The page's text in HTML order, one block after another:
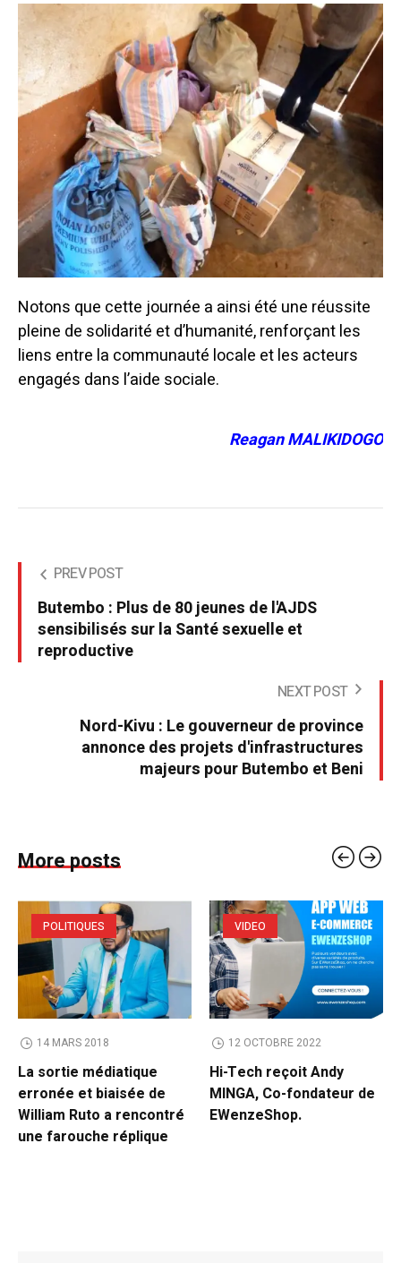
Notons que cette journée a ainsi été une réussite
pleine de solidarité et d’humanité, renforçant les
liens entre la communauté locale et les acteurs
engagés dans l’aide sociale.
Reagan MALIKIDOGO
PREV POST
Butembo : Plus de 80 jeunes de l'AJDS
sensibilisés sur la Santé sexuelle et
reproductive
NEXT POST
Nord-Kivu : Le gouverneur de province
annonce des projets d'infrastructures
majeurs pour Butembo et Beni
More posts
POLITIQUES
14 MARS 2018
La sortie médiatique
erronée et biaisée de
William Ruto a rencontré
une farouche réplique
VIDEO
12 OCTOBRE 2022
Hi-Tech reçoit Andy
MINGA, Co-fondateur de
EWenzeShop.